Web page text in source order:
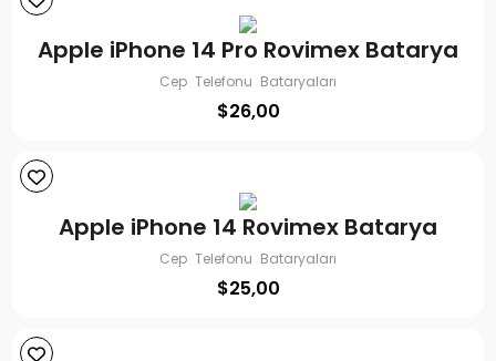
Apple iPhone 14 Pro Rovimex Batarya
Cep Telefonu Bataryaları
$26,00
Apple iPhone 14 Rovimex Batarya
Cep Telefonu Bataryaları
$25,00